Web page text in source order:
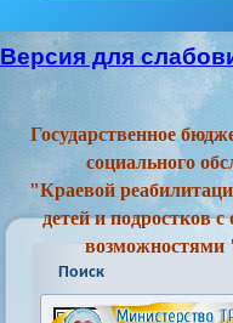
Версия для
Государственное
социального
"Краевой
детей и подростков
Поиск